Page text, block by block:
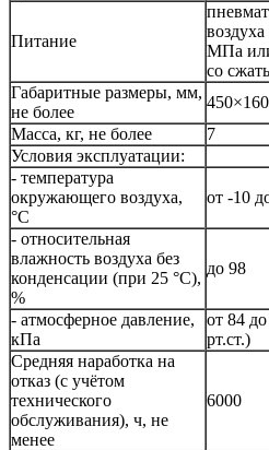
Питание
МПа
со
Габаритные размеры, мм,
не более
Масса, кг, не более
7
Условия эксплуатации:
- температура
окружающего воздуха,
°C
от -10
- относительная
влажность воздуха без
конденсации (при 25 °C),
%
до 98
- атмосферное давление,
кПа
от 84
рт.ст.)
Средняя наработка на
отказ (с учётом
технического
обслуживания), ч, не
менее
6000